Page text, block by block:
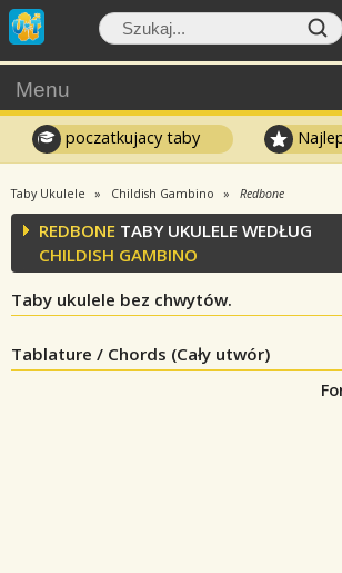
Menu
poczatkujacy taby
Taby Ukulele Childish Gambino Redbone
REDBONE TABY UKULELE WEDŁUG
CHILDISH GAMBINO
Taby ukulele bez chwytów.
Tablature / Chords (Cały utwór)